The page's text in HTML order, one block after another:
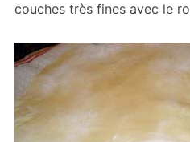
couches très fines avec le